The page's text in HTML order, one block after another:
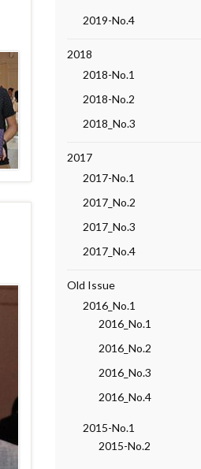
2019-No.4
2018
2018-No.1
2018-No.2
2018_No.3
2017
2017-No.1
2017_No.2
2017_No.3
2017_No.4
Old Issue
2016_No.1
2016_No.1
2016_No.2
2016_No.3
2016_No.4
2015-No.1
2015-No.2